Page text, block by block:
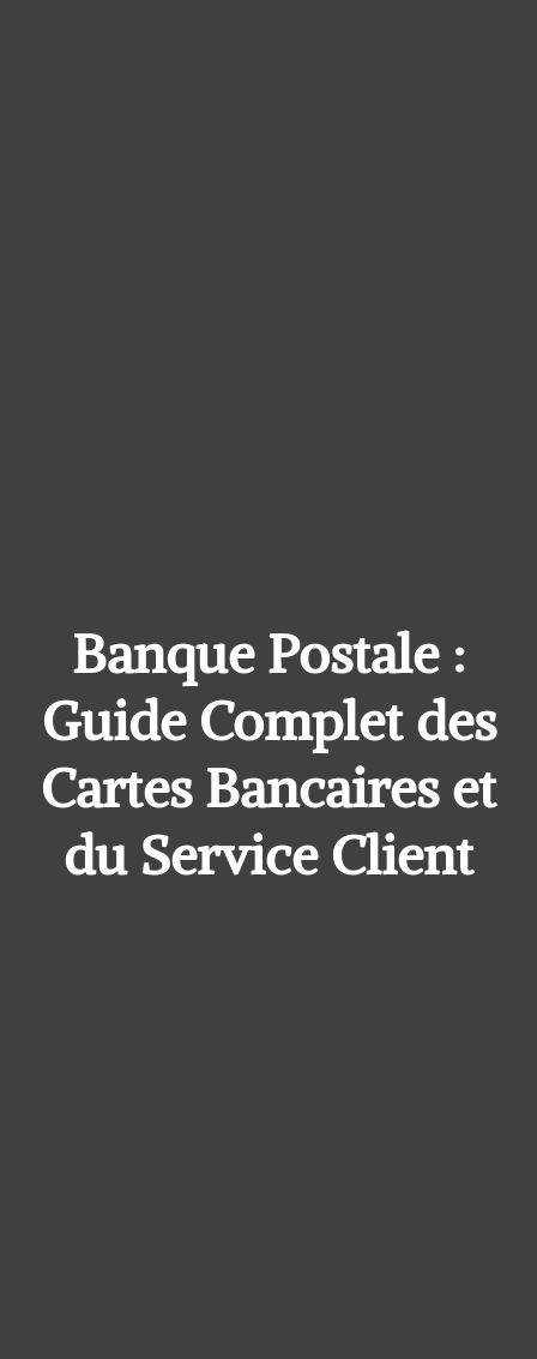
Banque Postale :
Guide Complet des
Cartes Bancaires et
du Service Client